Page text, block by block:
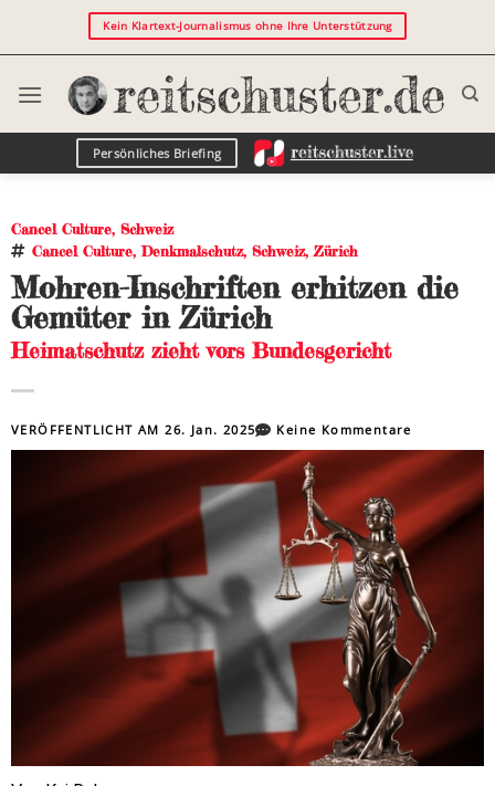
Kein Klartext-Journalismus ohne Ihre Unterstützung
Persönliches Briefing
Cancel Culture, Schweiz
Cancel Culture,Denkmalschutz, Schweiz, Zürich
Mohren-Inschriften erhitzen die
Gemüter in Zürich
Heimatschutz zieht vors Bundesgericht
VERÖFFENTLICHT AM26. Jan. 2025 Keine Kommentare